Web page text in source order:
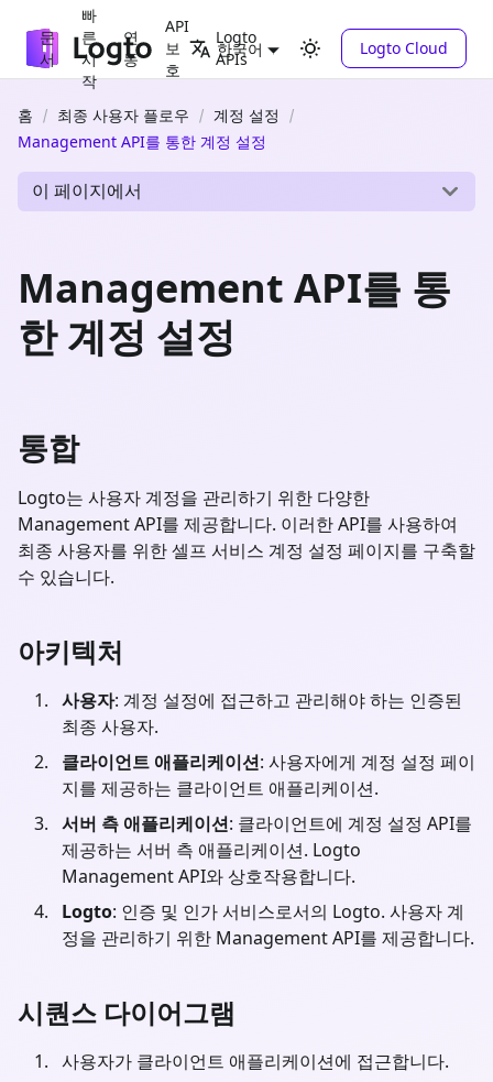
문
서
빠
른
시
작
연
동
API
보
호
Logto
APIs
한국어 Logto Cloud
홈 최종 사용자 플로우
계정 설정
Management API를 통한 계정 설정
이 페이지에서
Management API를 통
한 계정 설정
통합
Logto는 사용자 계정을 관리하기 위한 다양한
Management API를 제공합니다. 이러한 API를 사용하여
최종 사용자를 위한 셀프 서비스 계정 설정 페이지를 구축할
수 있습니다.
아키텍처
사용자: 계정 설정에 접근하고 관리해야 하는 인증된
최종 사용자.
클라이언트 애플리케이션: 사용자에게 계정 설정 페이
지를 제공하는 클라이언트 애플리케이션.
서버 측 애플리케이션: 클라이언트에 계정 설정 API를
제공하는 서버 측 애플리케이션. Logto
Management API와 상호작용합니다.
Logto: 인증 및 인가 서비스로서의 Logto. 사용자 계
정을 관리하기 위한 Management API를 제공합니다.
시퀀스 다이어그램
사용자가 클라이언트 애플리케이션에 접근합니다.